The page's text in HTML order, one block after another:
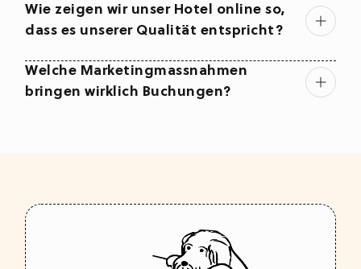
Wie zeigen wir unser Hotel online so,
dass es unserer Qualität entspricht?
Welche Marketingmassnahmen
bringen wirklich Buchungen?